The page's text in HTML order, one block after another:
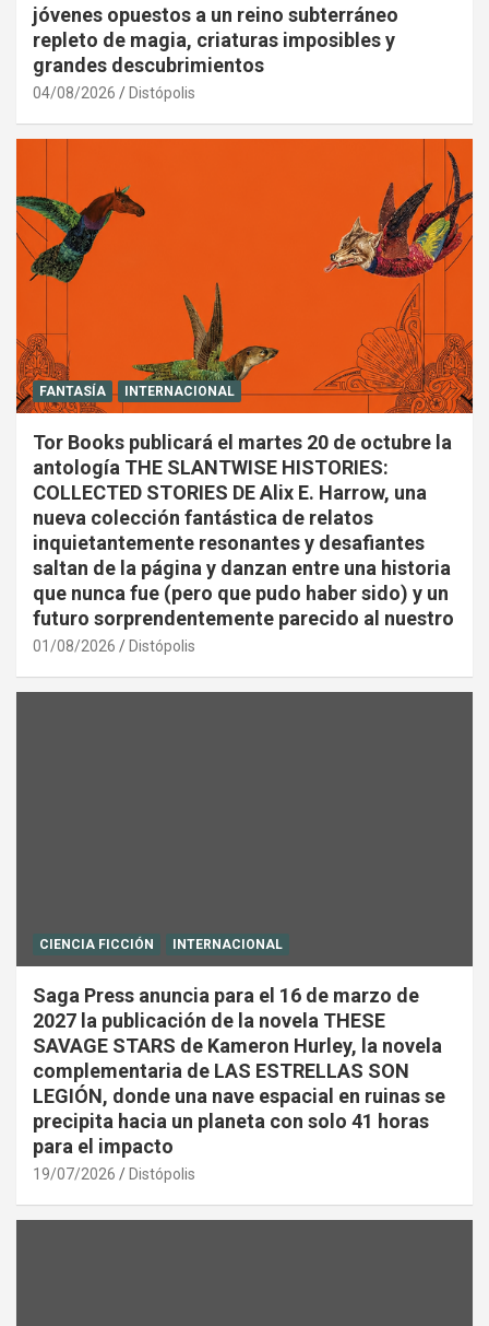
jóvenes opuestos a un reino subterráneo
repleto de magia, criaturas imposibles y
grandes descubrimientos
04/08/2026 Distópolis
FANTASÍA INTERNACIONAL
Tor Books publicará el martes 20 de octubre la
antología THE SLANTWISE HISTORIES:
COLLECTED STORIES DE Alix E. Harrow, una
nueva colección fantástica de relatos
inquietantemente resonantes y desafiantes
saltan de la página y danzan entre una historia
que nunca fue (pero que pudo haber sido) y un
futuro sorprendentemente parecido al nuestro
01/08/2026 Distópolis
CIENCIA FICCIÓN INTERNACIONAL
Saga Press anuncia para el 16 de marzo de
2027 la publicación de la novela THESE
SAVAGE STARS de Kameron Hurley, la novela
complementaria de LAS ESTRELLAS SON
LEGIÓN, donde una nave espacial en ruinas se
precipita hacia un planeta con solo 41 horas
para el impacto
19/07/2026 Distópolis